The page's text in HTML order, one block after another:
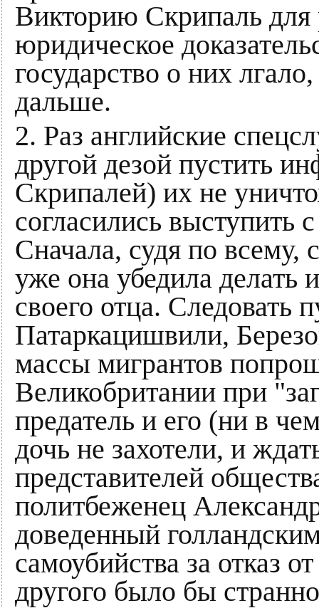
Викторию Скрипаль для
юридическое
государство о них
дальше.
2. Раз английские
другой дезой пустить
Скрипалей) их не
согласились выступить
Сначала, судя по всему,
уже она убедила делать
своего отца. Следовать
Патаркацишвили,
массы мигрантов
Великобритании при
предатель и его (ни в
дочь не захотели, и
представителей
политбеженец
доведенный
самоубийства за отказ
другого было бы